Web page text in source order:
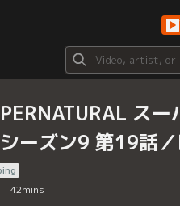
スー
ーズン9 第19話
42mins